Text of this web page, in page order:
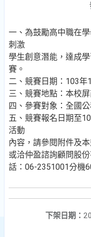
一、為鼓勵高中職在
刺激
學生創意潛能，達成
賽。
二、競賽日期：103年
三、競賽地點：本校
四、參賽對象：全國
五、競賽報名日期至
活動
內容，請參閱附件及
或洽仲盈諮詢顧問股
話：06-2351001分機
下架日期：